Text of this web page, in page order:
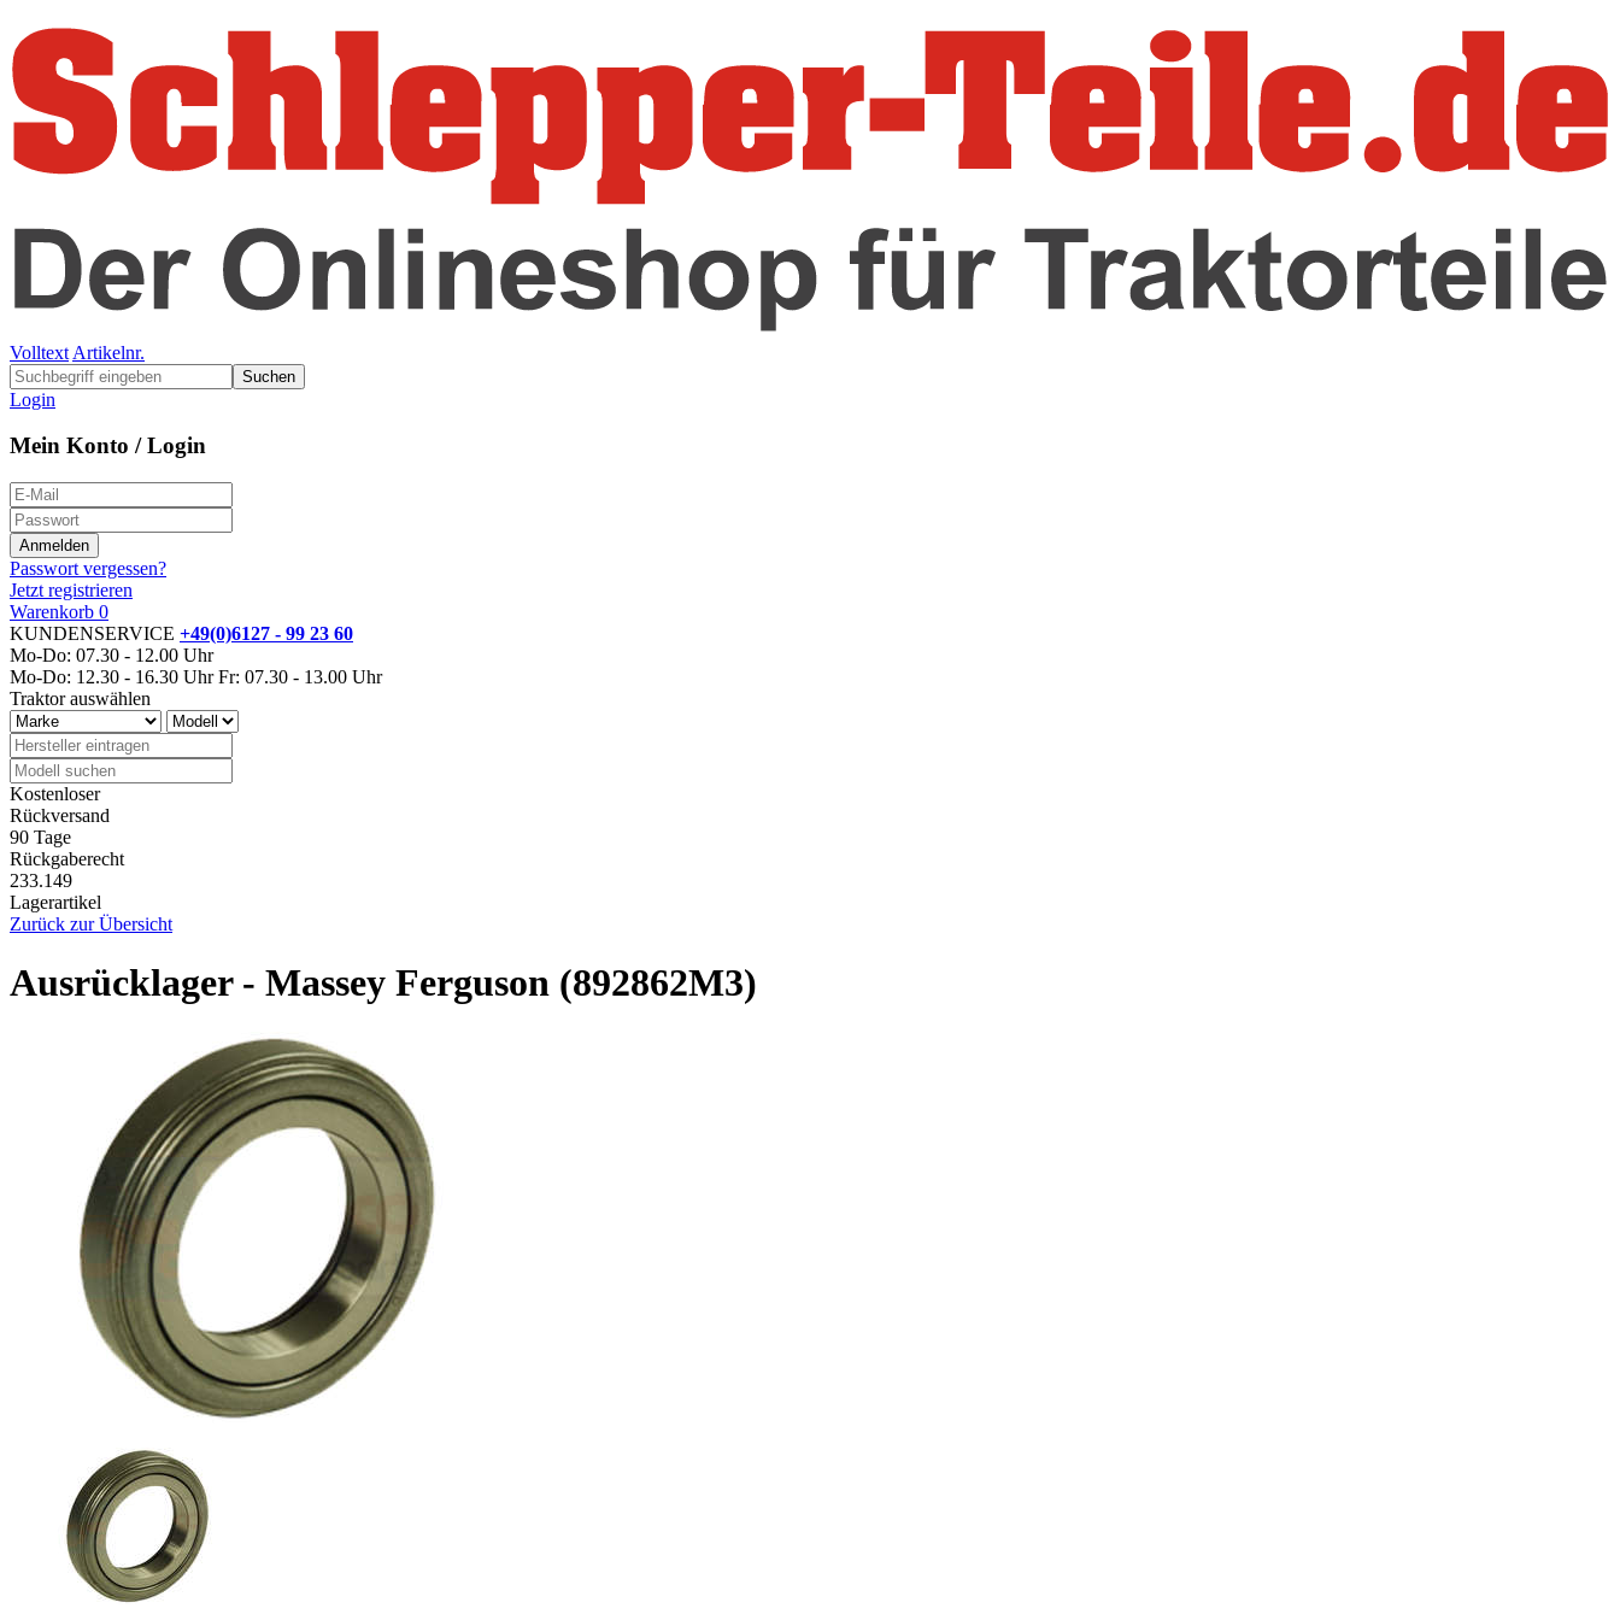
Volltext Artikelnr.
Suchen
Login
Mein Konto / Login
Passwort vergessen?
Jetzt registrieren
Warenkorb 0
KUNDENSERVICE +49(0)6127 - 99 23 60
Mo-Do: 07.30 - 12.00 Uhr
Mo-Do: 12.30 - 16.30 Uhr Fr: 07.30 - 13.00 Uhr
Traktor auswählen
Kostenloser
Rückversand
90 Tage
Rückgaberecht
233.149
Lagerartikel
Zurück zur Übersicht
Ausrücklager - Massey Ferguson (892862M3)